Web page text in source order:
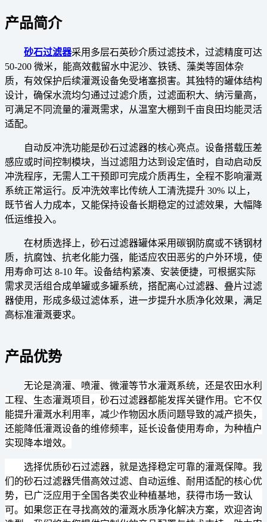
产品简介
砂石过滤器采用多层石英砂介质过滤技术，过滤精度可达
50-200 微米，能高效截留水中泥沙、铁锈、藻类等固体杂
质，有效保护后续灌溉设备免受堵塞损害。其独特的罐体结构
设计，确保水流均匀通过过滤介质，过滤面积大、纳污量高，
可满足不同流量的灌溉需求，从温室大棚到千亩良田均能灵活
适配。
自动反冲洗功能是砂石过滤器的核心亮点。设备搭载压差
感应或时间控制模块，当过滤阻力达到设定值时，自动启动反
冲洗程序，无需人工干预即可完成介质再生，全程不影响灌溉
系统正常运行。反冲洗效率比传统人工清洗提升 30% 以上，
既节省人力成本，又能保持设备长期稳定的过滤效果，大幅降
低运维投入。
在材质选择上，砂石过滤器罐体采用碳钢防腐或不锈钢材
质，抗腐蚀、抗老化能力强，能适应农田恶劣的户外环境，使
用寿命可达 8-10 年。设备结构紧凑、安装便捷，可根据实际
需求灵活组合成单罐或多罐系统，搭配离心过滤器、叠片过滤
器使用，形成多级过滤体系，进一步提升水质净化效果，满足
高标准灌溉要求。
产品优势
无论是滴灌、喷灌、微灌等节水灌溉系统，还是农田水利
工程、生态灌溉项目，砂石过滤器都能发挥关键作用。它不仅
能提升灌溉水利用率，减少作物因水质问题导致的减产损失，
还能降低灌溉设备的维修频率，延长设备使用寿命，为种植户
实现降本增效。
选择优质砂石过滤器，就是选择稳定可靠的灌溉保障。我
们的砂石过滤器凭借高效过滤、自动运维、耐用适配的核心优
势，已广泛应用于全国各类农业种植基地，获得市场一致认
可。如果您正在寻找高效的灌溉水质净化解决方案，欢迎咨询